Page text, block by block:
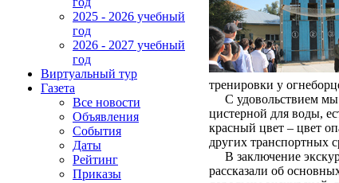
2025 - 2026 учебный
год
2026 - 2027 учебный
год
Виртуальный тур
Газета
Все новости
Объявления
События
Даты
Рейтинг
Приказы
тренировки у
С удовольствием мы
цистерной для воды,
красный цвет – цвет
других транспортных
В заключение
рассказали об